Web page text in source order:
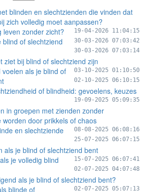
blinden en slechtzienden die vinden dat
zich volledig moet aanpassen?
19-04-2026 11:04:15
leven zonder zicht?
30-03-2026 07:03:42
blind of slechtziend
30-03-2026 07:03:14
ziet bij blind of slechtziend zijn
03-10-2025 01:10:50
als je blind of
02-10-2025 06:10:15
of blindheid: gevoelens, keuzes
19-09-2025 05:09:35
in groepen met zienden zonder
door prikkels of chaos
08-08-2025 06:08:16
en slechtziende
25-07-2025 06:07:15
als je blind of slechtziend bent
15-07-2025 06:07:41
je volledig blind
02-07-2025 04:07:48
als je blind of slechtziend bent?
02-07-2025 05:07:13
blinde of